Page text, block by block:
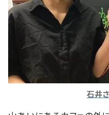
石井さ